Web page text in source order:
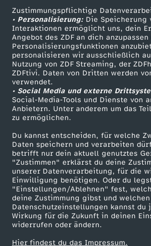
Zustimmungspflichtige
• Personalisierung:Die Speicherung
Interaktionen ermöglicht uns, dein
Angebot des ZDF an dich anzupassen
Personalisierungsfunktionen
personalisieren wir ausschließlich
Nutzung von ZDF Streaming, der
ZDFtivi. Daten von Dritten werden
verwendet.
• Social Media und externe
Social-Media-Tools und Dienste von
Anbietern. Unter anderem um das
zu ermöglichen.
Du kannst entscheiden, für welche
Daten speichern und verarbeiten
betrifft nur dein aktuell genutztes
"Zustimmen" erklärst du deine
unserer Datenverarbeitung, für die
Einwilligung benötigen. Oder du
"Einstellungen/Ablehnen" fest,
deine Zustimmung gibst und
Datenschutzeinstellungen kannst du
Wirkung für die Zukunft in deinen
widerrufen oder ändern.
Hier findest du das Impressum.
i
e
C
D
U
–
D
i
e
K
Livestreams
Sendungen A-Z
TV-Programm
Hilfe
ZDF Unternehmen
Karriere
ZDF goes Schule
Werbefernsehen
Mainzelmännchen